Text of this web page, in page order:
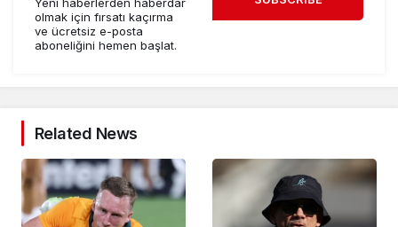
olmak için fırsatı kaçırma
ve ücretsiz e-posta
aboneliğini hemen başlat.
Related News